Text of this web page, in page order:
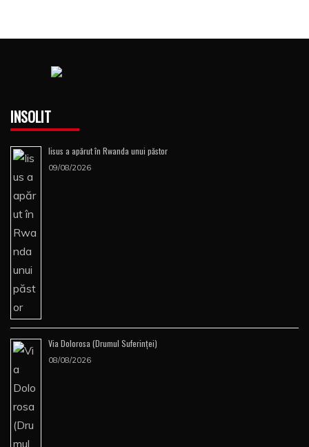
INSOLIT
Iisus a apărut în Rwanda unui păstor
09/08/2026
Via Dolorosa (Drumul Suferinţei)
08/08/2026